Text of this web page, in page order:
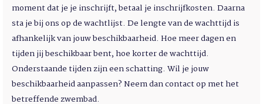
moment dat je je inschrijft, betaal je inschrijfkosten. Daarna
sta je bij ons op de wachtlijst. De lengte van de wachttijd is
afhankelijk van jouw beschikbaarheid. Hoe meer dagen en
tijden jij beschikbaar bent, hoe korter de wachttijd.
Onderstaande tijden zijn een schatting. Wil je jouw
beschikbaarheid aanpassen? Neem dan contact op met het
betreffende zwembad.